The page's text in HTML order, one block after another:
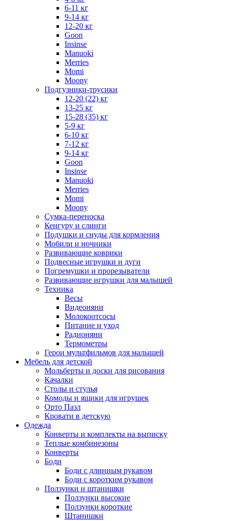
6-11 кг
9-14 кг
12-20 кг
Goon
Insinse
Manuoki
Merries
Momi
Moony
Подгузники-трусики
12-20 (22) кг
13-25 кг
15-28 (35) кг
5-9 кг
6-10 кг
7-12 кг
9-14 кг
Goon
Insinse
Manuoki
Merries
Momi
Moony
Сумка-переноска
Кенгуру и слинги
Подушки и снуды для кормления
Мобили и ночники
Развивающие коврики
Подвесные игрушки и дуги
Погремушки и прорезыватели
Развивающие игрушки для малышей
Техника
Весы
Видеоняни
Молокоотсосы
Питание и уход
Радионяни
Термометры
Герои мультфильмов для малышей
Мебель для детской
Мольберты и доски для рисования
Качалки
Столы и стулья
Комоды и ящики для игрушек
Орто Пазл
Кровати в детскую
Одежда
Конверты и комплекты на выписку
Теплые комбинезоны
Конверты
Боди
Боди с длинным рукавом
Боди с коротким рукавом
Ползунки и штанишки
Ползунки высокие
Ползунки короткие
Штанишки